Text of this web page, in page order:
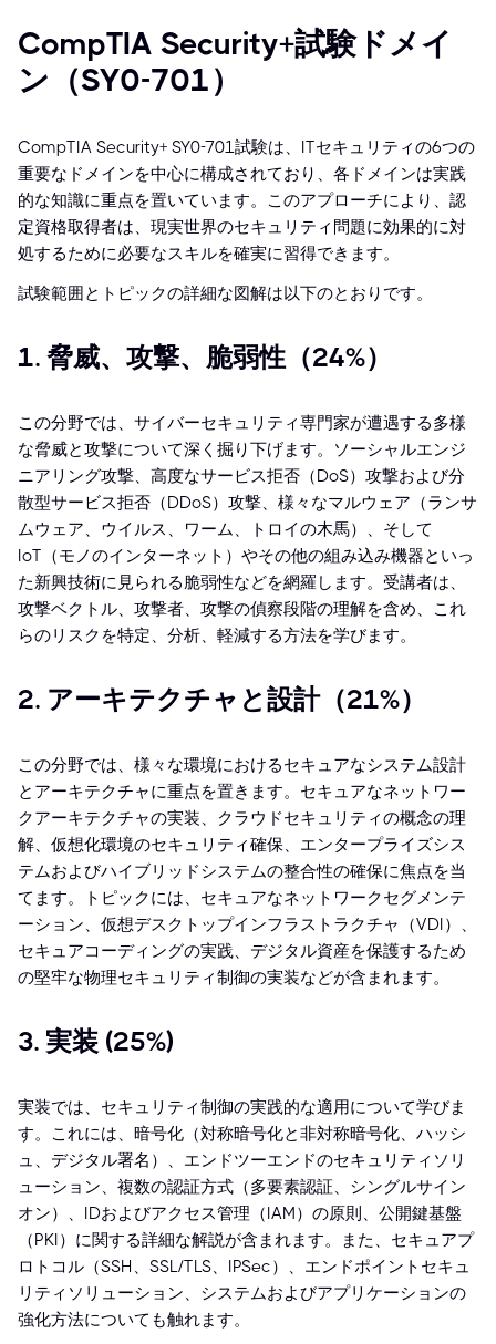
CompTIA Security+試験ドメイ
ン（SY0-701）
CompTIA Security+ SY0-701試験は、ITセキュリティの6つの
重要なドメインを中心に構成されており、各ドメインは実践
的な知識に重点を置いています。このアプローチにより、認
定資格取得者は、現実世界のセキュリティ問題に効果的に対
処するために必要なスキルを確実に習得できます。
試験範囲とトピックの詳細な図解は以下のとおりです。
1. 脅威、攻撃、脆弱性（24%）
この分野では、サイバーセキュリティ専門家が遭遇する多様
な脅威と攻撃について深く掘り下げます。ソーシャルエンジ
ニアリング攻撃、高度なサービス拒否（DoS）攻撃および分
散型サービス拒否（DDoS）攻撃、様々なマルウェア（ランサ
ムウェア、ウイルス、ワーム、トロイの木馬）、そして
IoT（モノのインターネット）やその他の組み込み機器といっ
た新興技術に見られる脆弱性などを網羅します。受講者は、
攻撃ベクトル、攻撃者、攻撃の偵察段階の理解を含め、これ
らのリスクを特定、分析、軽減する方法を学びます。
2. アーキテクチャと設計（21%）
この分野では、様々な環境におけるセキュアなシステム設計
とアーキテクチャに重点を置きます。セキュアなネットワー
クアーキテクチャの実装、クラウドセキュリティの概念の理
解、仮想化環境のセキュリティ確保、エンタープライズシス
テムおよびハイブリッドシステムの整合性の確保に焦点を当
てます。トピックには、セキュアなネットワークセグメンテ
ーション、仮想デスクトップインフラストラクチャ（VDI）、
セキュアコーディングの実践、デジタル資産を保護するため
の堅牢な物理セキュリティ制御の実装などが含まれます。
3. 実装 (25%)
実装では、セキュリティ制御の実践的な適用について学びま
す。これには、暗号化（対称暗号化と非対称暗号化、ハッシ
ュ、デジタル署名）、エンドツーエンドのセキュリティソリ
ューション、複数の認証方式（多要素認証、シングルサイン
オン）、IDおよびアクセス管理（IAM）の原則、公開鍵基盤
（PKI）に関する詳細な解説が含まれます。また、セキュアプ
ロトコル（SSH、SSL/TLS、IPSec）、エンドポイントセキュ
リティソリューション、システムおよびアプリケーションの
強化方法についても触れます。